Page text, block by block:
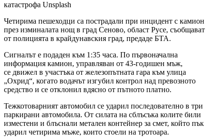
катастрофа Unsplash
Четирима пешеходци са пострадали при инцидент с камион
през изминалата нощ в град Сеново, област Русе, съобщават
от полицията в крайдунавския град, предаде БТА.
Сигналът е подаден към 1:35 часа. По първоначална
информация камион, управляван от 43-годишен мъж,
се движел в участъка от железопътната гара към улица
„Охрид“, когато водачът изгубил контрол над превозното
средство и се отклонил вдясно от пътното платно.
Тежкотоварният автомобил се ударил последователно в три
паркирани автомобила. От силата на сблъсъка колите били
изместени и блъснали метален контейнер за смет, който пък
ударил четирима мъже, които стоели на тротоара.